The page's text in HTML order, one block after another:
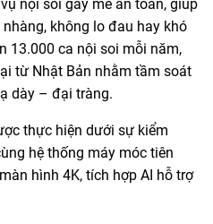
nội soi gây mê an toàn, giúp
không lo đau hay khó
13.000 ca nội soi mỗi năm,
từ Nhật Bản nhằm tầm soát
dày – đại tràng.
thực hiện dưới sự kiểm
hệ thống máy móc tiên
hình 4K, tích hợp AI hỗ trợ